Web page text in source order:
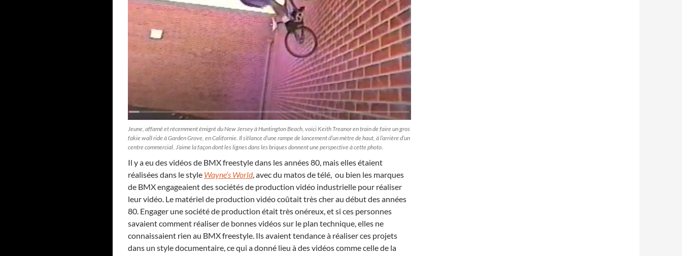
Jeune, affamé et récemment émigré du New Jersey à Huntington Beach, voici Keith Treanor en train de faire un gros
fakie wall ride à Garden Grove, en Californie. Il s’élance d’une rampe de lancement d’un mètre de haut, à l’arrière d’un
centre commercial. J’aime la façon dont les lignes dans les briques donnent une perspective à cette photo.
Il y a eu des vidéos de BMX freestyle dans les années 80, mais elles étaient
réalisées dans le style Wayne’s World, avec du matos de télé, ou bien les marques
de BMX engageaient des sociétés de production vidéo industrielle pour réaliser
leur vidéo. Le matériel de production vidéo coûtait très cher au début des années
80. Engager une société de production était très onéreux, et si ces personnes
savaient comment réaliser de bonnes vidéos sur le plan technique, elles ne
connaissaient rien au BMX freestyle. Ils avaient tendance à réaliser ces projets
dans un style documentaire, ce qui a donné lieu à des vidéos comme celle de la